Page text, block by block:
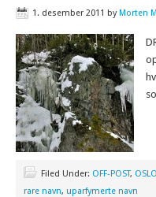
1. desember 2011 byMorten
Filed Under: OFF-POST,
rare navn, uparfymerte navn